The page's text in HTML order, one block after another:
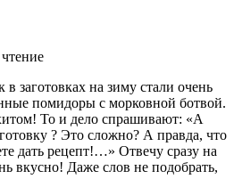
в заготовках на зиму стали очень
помидоры с морковной ботвой.
То и дело спрашивают: «А
? Это сложно? А правда, что
дать рецепт!…» Отвечу сразу на
вкусно! Даже слов не подобрать,